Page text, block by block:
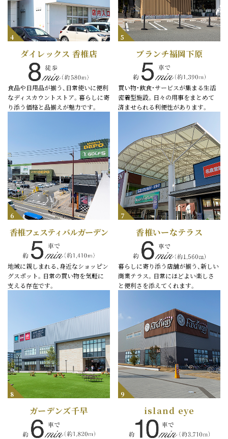
4
ダイレックス 香椎店
食品や日用品が揃う、日常使いに便利
なディスカウントストア。暮らしに寄
り添う価格と品揃えが魅力です。
5
ブランチ福岡下原
買い物・飲食・サービスが集まる生活
密着型施設。日々の用事をまとめて
済ませられる利便性があります。
6
香椎フェスティバルガーデン
地域に親しまれる、身近なショッピン
グスポット。日常の買い物を気軽に
支える存在です。
7
香椎いーなテラス
暮らしに寄り添う店舗が揃う、新しい
商業テラス。日常にほどよい楽しさ
と便利さを添えてくれます。
8
ガーデンズ千早
9
island eye